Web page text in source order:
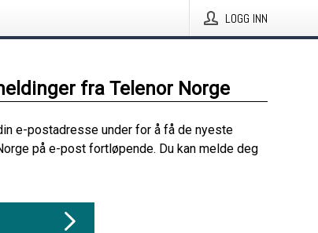
LOGG INN
fra Telenor Norge
e-postadresse under for å få de nyeste
på e-post fortløpende. Du kan melde deg